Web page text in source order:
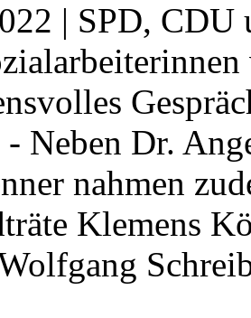
| SPD, CDU
- Neben Dr.
nahmen
Klemens